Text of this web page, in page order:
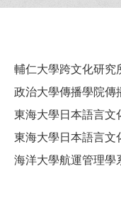
輔仁大學跨文化研
政治大學傳播學院
東海大學日本語言
東海大學日本語言
海洋大學航運管理